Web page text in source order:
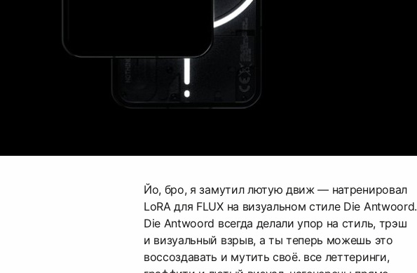
Йо, бро, я замутил лютую движ — натренировал
LoRA для FLUX на визуальном стиле Die Antwoord.
Die Antwoord всегда делали упор на стиль, трэш
и визуальный взрыв, а ты теперь можешь это
воссоздавать и мутить своё. все леттеринги,